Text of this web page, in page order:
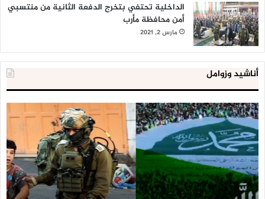
الداخلية تحتفي بتخرج الدفعة الثانية من منتسبي
أمن محافظة مأرب
مارس 2, 2021
أناشيد وزوامل
العدو
الإسرائيلي
اعتقل
543
طفلا
فلسطينيا
خلال
2020